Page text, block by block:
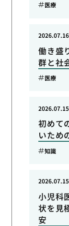
医療
働き盛
群と社
2026.07.16
医療
初めて
いため
2026.07.15
知識
小児科
状を見
安
2026.07.15